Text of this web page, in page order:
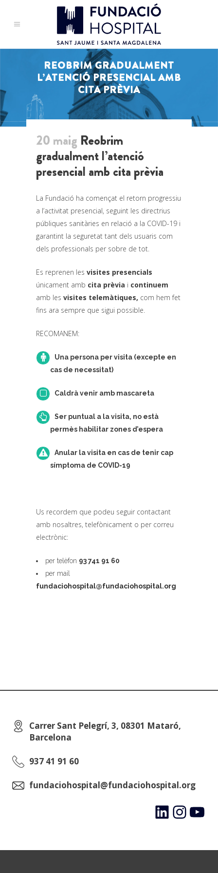
REOBRIM GRADUALMENT
L’ATENCIÓ PRESENCIAL AMB
CITA PRÈVIA
20 maig Reobrim
gradualment l’atenció
presencial amb cita prèvia
La Fundació ha començat el retorn progressiu
a l’activitat presencial, seguint les directrius
públiques sanitàries en relació a la COVID-19 i
garantint la seguretat tant dels usuaris com
dels professionals per sobre de tot.
Es reprenen les visites presencials
únicament amb cita prèvia i continuem
amb les visites telemàtiques, com hem fet
fins ara sempre que sigui possible.
RECOMANEM:
Una persona per visita (excepte en
cas de necessitat)
Caldrà venir amb mascareta
Ser puntual a la visita, no està
permès habilitar zones d’espera
Anular la visita en cas de tenir cap
símptoma de COVID-19
Us recordem que podeu seguir contactant
amb nosaltres, telefònicament o per correu
electrònic:
per telèfon 93 741 91 60
per mail
fundaciohospital@fundaciohospital.org
Carrer Sant Pelegrí, 3, 08301 Mataró,
Barcelona
937 41 91 60
fundaciohospital@fundaciohospital.org
LinkedInInstagram
YouTube